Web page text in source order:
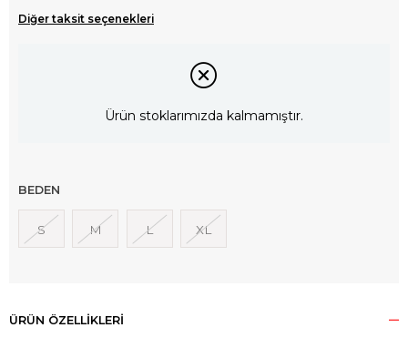
Diğer taksit seçenekleri
Ürün stoklarımızda kalmamıştır.
BEDEN
S M L XL
ÜRÜN ÖZELLIKLERI